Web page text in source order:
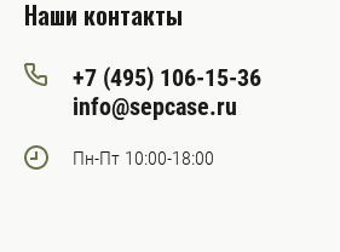
Наши контакты
+7 (495) 106-15-36
info@sepcase.ru
Пн-Пт 10:00-18:00